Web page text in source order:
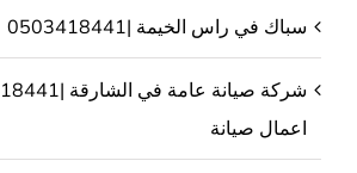
سباك في راس الخيمة |0503418441
اعمال صيانة